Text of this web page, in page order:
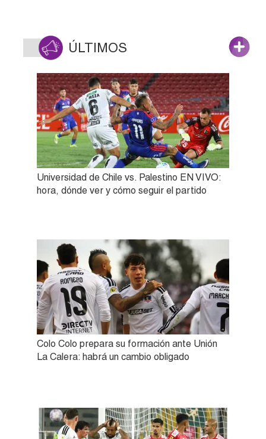
ÚLTIMOS
Universidad de Chile vs. Palestino EN VIVO:
hora, dónde ver y cómo seguir el partido
Colo Colo prepara su formación ante Unión
La Calera: habrá un cambio obligado